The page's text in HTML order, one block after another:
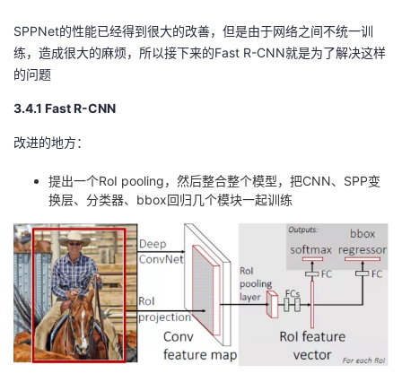
SPPNet的性能已经得到很大的改善，但是由于网络之间不统一训
练，造成很大的麻烦，所以接下来的Fast R-CNN就是为了解决这样
的问题
3.4.1 Fast R-CNN
改进的地方：
提出一个RoI pooling，然后整合整个模型，把CNN、SPP变
换层、分类器、bbox回归几个模块一起训练